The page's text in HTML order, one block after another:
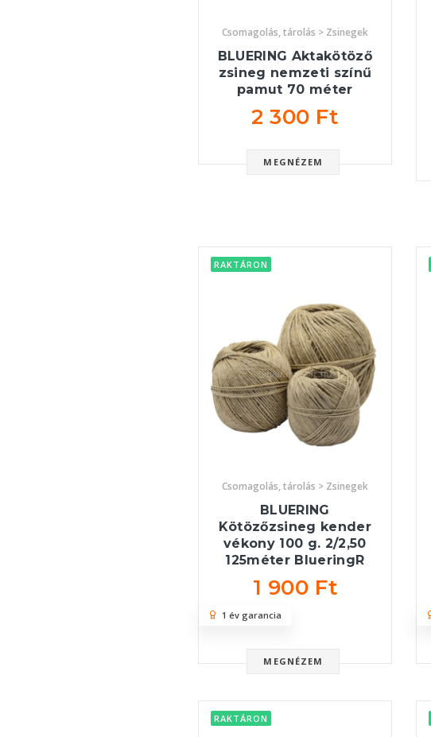
Csomagolás, tárolás > Zsinegek
BLUERING Aktakötöző
zsineg nemzeti színű
pamut 70 méter
2 300 Ft
MEGNÉZEM
RAKTÁRON
Csomagolás, tárolás > Zsinegek
BLUERING
Kötözőzsineg kender
vékony 100 g. 2/2,50
125méter BlueringR
1 900 Ft
MEGNÉZEM
1 év garancia
RAKTÁRON